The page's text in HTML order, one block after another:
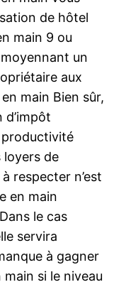
de hôtel
main 9 ou
un
aux
main Bien sûr,
productivité
loyers de
respecter n’est
en main
le cas
servira
à gagner
si le niveau